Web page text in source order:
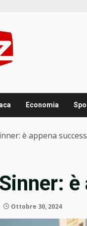
Economia
è appena
Ottobre 30, 2024